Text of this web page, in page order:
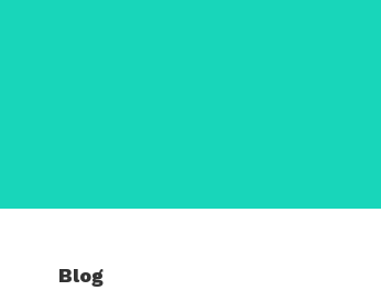
Blog